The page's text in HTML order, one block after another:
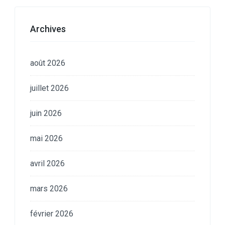
Archives
août 2026
juillet 2026
juin 2026
mai 2026
avril 2026
mars 2026
février 2026